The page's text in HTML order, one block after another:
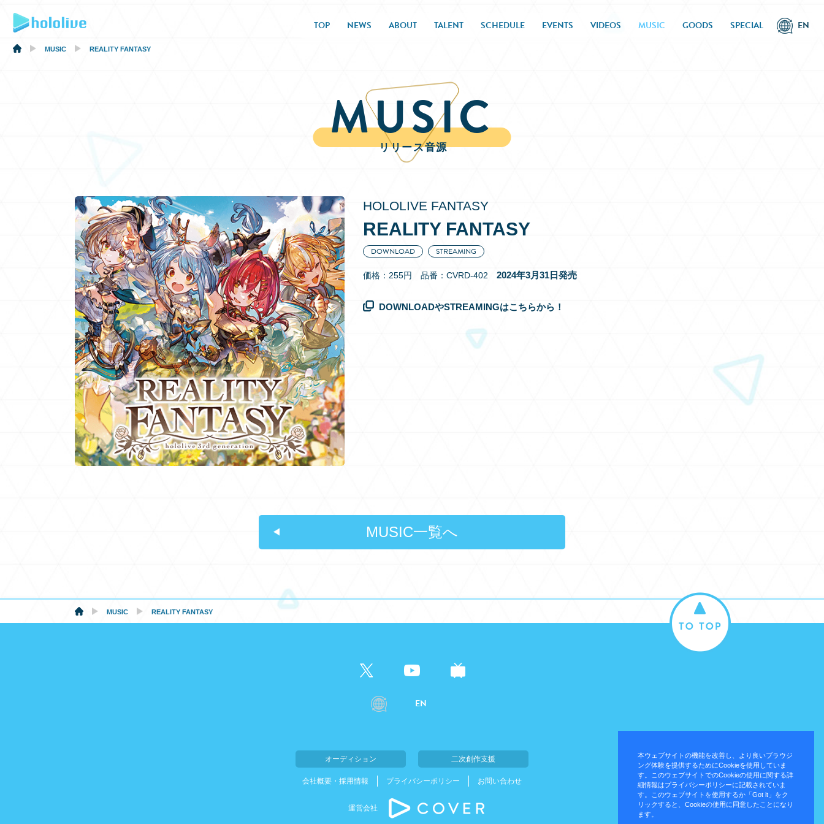
本ウェブサイトの機能を改善し、より良いブラウジ
ング体験を提供するためにCookieを使用していま
す。このウェブサイトでのCookieの使用に関する詳
細情報はプライバシーポリシーに記載されていま
す。このウェブサイトを使用するか「Got it」をク
リックすると、Cookieの使用に同意したことになり
ます。
TOP NEWS ABOUT TALENT SCHEDULE EVENTS VIDEOS MUSIC GOODS SPECIAL EN
MUSIC REALITY FANTASY
MUSIC
リリース音源
HOLOLIVE FANTASY
REALITY FANTASY
DOWNLOAD STREAMING
価格：255円 品番：CVRD-402 2024年3月31日発売
DOWNLOADやSTREAMINGはこちらから！
MUSIC一覧へ
MUSIC REALITY FANTASY
EN
オーディション 二次創作支援
会社概要・採用情報 プライバシーポリシー お問い合わせ
運営会社